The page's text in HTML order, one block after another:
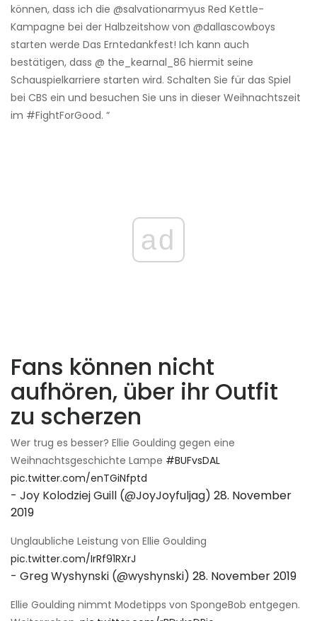
können, dass ich die @salvationarmyus Red Kettle-
Kampagne bei der Halbzeitshow von @dallascowboys
starten werde Das Erntedankfest! Ich kann auch
bestätigen, dass @ the_kearnal_86 hiermit seine
Schauspielkarriere starten wird. Schalten Sie für das Spiel
bei CBS ein und besuchen Sie uns in dieser Weihnachtszeit
im #FightForGood. “
ad
Fans können nicht
aufhören, über ihr Outfit
zu scherzen
Wer trug es besser? Ellie Goulding gegen eine
Weihnachtsgeschichte Lampe #BUFvsDAL
pic.twitter.com/enTGiNfptd
- Joy Kolodziej Guill (@JoyJoyfuljag) 28. November
2019
Unglaubliche Leistung von Ellie Goulding
pic.twitter.com/IrRf91RXrJ
- Greg Wyshynski (@wyshynski) 28. November 2019
Ellie Goulding nimmt Modetipps von SpongeBob entgegen.